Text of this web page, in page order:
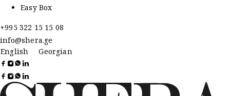
Easy Box
+995 322 15 15 08
info@shera.ge
English
Georgian